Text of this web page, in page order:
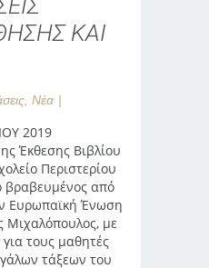
ΚΑΙ
Νέα
2019
Έκθεσης Βιβλίου
Περιστερίου
βραβευμένος από
Ευρωπαϊκή Ένωση
Μιχαλόπουλος, με
τους μαθητές
τάξεων του